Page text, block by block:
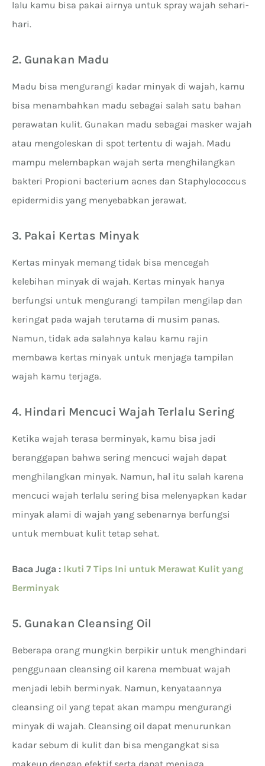
lalu kamu bisa pakai airnya untuk spray wajah sehari-
hari.
2. Gunakan Madu
Madu bisa mengurangi kadar minyak di wajah, kamu
bisa menambahkan madu sebagai salah satu bahan
perawatan kulit. Gunakan madu sebagai masker wajah
atau mengoleskan di spot tertentu di wajah. Madu
mampu melembapkan wajah serta menghilangkan
bakteri Propioni bacterium acnes dan Staphylococcus
epidermidis yang menyebabkan jerawat.
3. Pakai Kertas Minyak
Kertas minyak memang tidak bisa mencegah
kelebihan minyak di wajah. Kertas minyak hanya
berfungsi untuk mengurangi tampilan mengilap dan
keringat pada wajah terutama di musim panas.
Namun, tidak ada salahnya kalau kamu rajin
membawa kertas minyak untuk menjaga tampilan
wajah kamu terjaga.
4. Hindari Mencuci Wajah Terlalu Sering
Ketika wajah terasa berminyak, kamu bisa jadi
beranggapan bahwa sering mencuci wajah dapat
menghilangkan minyak. Namun, hal itu salah karena
mencuci wajah terlalu sering bisa melenyapkan kadar
minyak alami di wajah yang sebenarnya berfungsi
untuk membuat kulit tetap sehat.
Baca Juga : Ikuti 7 Tips Ini untuk Merawat Kulit yang
Berminyak
5. Gunakan Cleansing Oil
Beberapa orang mungkin berpikir untuk menghindari
penggunaan cleansing oil karena membuat wajah
menjadi lebih berminyak. Namun, kenyataannya
cleansing oil yang tepat akan mampu mengurangi
minyak di wajah. Cleansing oil dapat menurunkan
kadar sebum di kulit dan bisa mengangkat sisa